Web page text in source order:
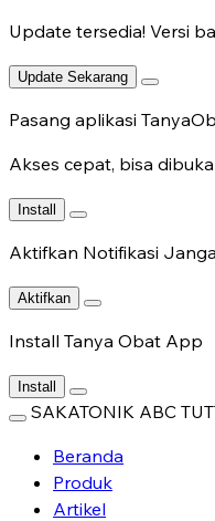
Update tersedia! Versi baru
Update Sekarang
Pasang aplikasi
Akses cepat, bisa
Install
Aktifkan Notifikasi Jangan
Aktifkan
Install Tanya Obat App
Install
SAKATONIK ABC
Beranda
Produk
Artikel